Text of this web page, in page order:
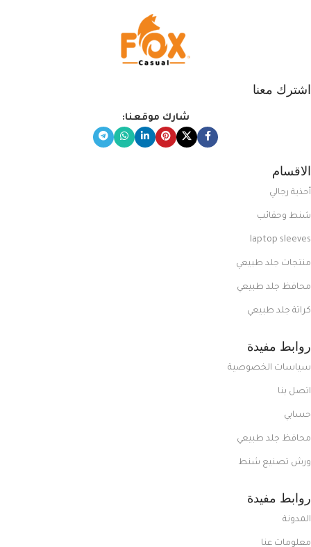
اشترك معنا
شارك موقعنا:
الاقسام
أحذية رجالي
شنط وحقائب
laptop sleeves
منتجات جلد طبيعي
محافظ جلد طبيعي
كراتة جلد طبيعي
روابط مفيدة
سياسات الخصوصية
اتصل بنا
حسابي
محافظ جلد طبيعي
ورش تصنيع شنط
روابط مفيدة
المدونة
معلومات عنا